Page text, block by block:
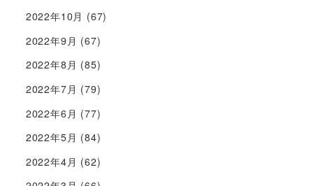
2022年10月 (67)
2022年9月 (67)
2022年8月 (85)
2022年7月 (79)
2022年6月 (77)
2022年5月 (84)
2022年4月 (62)